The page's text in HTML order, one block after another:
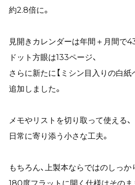
約2.8倍に。
見開きカレンダーは年間＋月間で
ドット方眼は133ページ、
さらに新たに【ミシン目入りの白紙
追加しました。
メモやリストを切り取って使える、
日常に寄り添う小さな工夫。
もちろん、上製本ならではのしっか